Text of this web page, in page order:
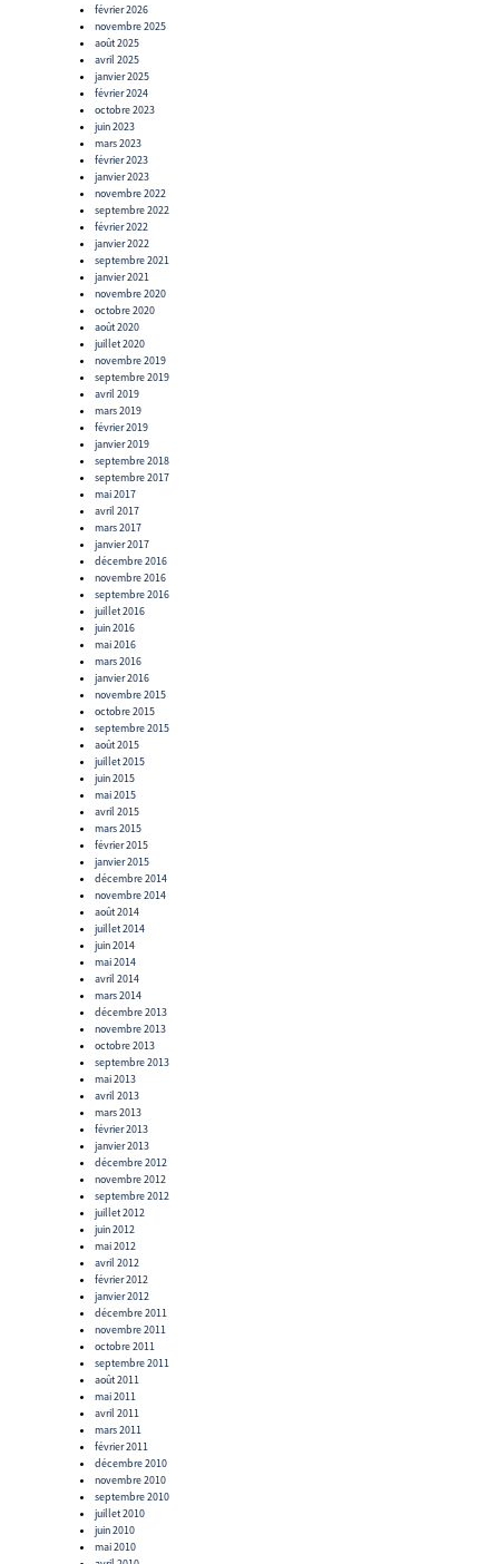
février 2026
novembre 2025
août 2025
avril 2025
janvier 2025
février 2024
octobre 2023
juin 2023
mars 2023
février 2023
janvier 2023
novembre 2022
septembre 2022
février 2022
janvier 2022
septembre 2021
janvier 2021
novembre 2020
octobre 2020
août 2020
juillet 2020
novembre 2019
septembre 2019
avril 2019
mars 2019
février 2019
janvier 2019
septembre 2018
septembre 2017
mai 2017
avril 2017
mars 2017
janvier 2017
décembre 2016
novembre 2016
septembre 2016
juillet 2016
juin 2016
mai 2016
mars 2016
janvier 2016
novembre 2015
octobre 2015
septembre 2015
août 2015
juillet 2015
juin 2015
mai 2015
avril 2015
mars 2015
février 2015
janvier 2015
décembre 2014
novembre 2014
août 2014
juillet 2014
juin 2014
mai 2014
avril 2014
mars 2014
décembre 2013
novembre 2013
octobre 2013
septembre 2013
mai 2013
avril 2013
mars 2013
février 2013
janvier 2013
décembre 2012
novembre 2012
septembre 2012
juillet 2012
juin 2012
mai 2012
avril 2012
février 2012
janvier 2012
décembre 2011
novembre 2011
octobre 2011
septembre 2011
août 2011
mai 2011
avril 2011
mars 2011
février 2011
décembre 2010
novembre 2010
septembre 2010
juillet 2010
juin 2010
mai 2010